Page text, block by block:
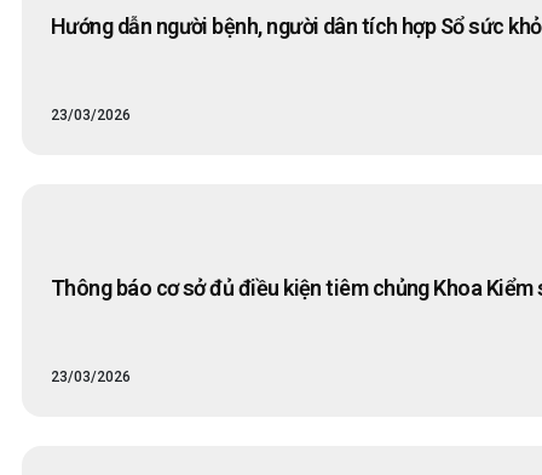
Hướng dẫn người bệnh, người dân tích hợp Sổ sức
23/03/2026
Thông báo cơ sở đủ điều kiện tiêm chủng Khoa
23/03/2026